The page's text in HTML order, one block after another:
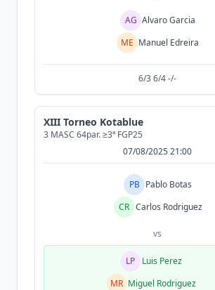
AG Alvaro Garcia
ME Manuel Edreira
6/3 6/4 -/-
XIII Torneo Kotablue
3 MASC 64par. ≥3ª FGP25
07/08/2025 21:00
PB Pablo Botas
CR Carlos Rodriguez
vs
LP
Luis Perez
MR Miguel Rodriguez